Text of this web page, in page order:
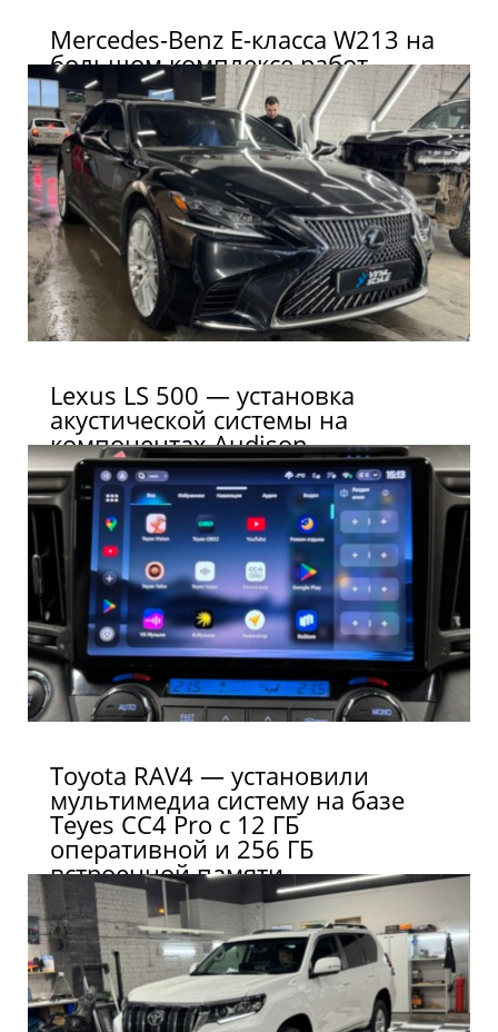
Mercedes-Benz E-класса W213 на
большом комплексе работ
Lexus LS 500 — установка
акустической системы на
компонентах Audison
Toyota RAV4 — установили
мультимедиа систему на базе
Teyes CC4 Pro с 12 ГБ
оперативной и 256 ГБ
встроенной памяти